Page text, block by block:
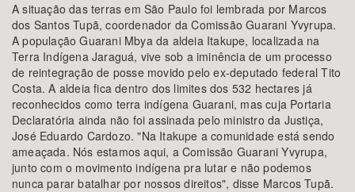
A situação das terras em São Paulo foi lembrada por Marcos
dos Santos Tupã, coordenador da Comissão Guarani Yvyrupa.
A população Guarani Mbya da aldeia Itakupe, localizada na
Terra Indígena Jaraguá, vive sob a iminência de um processo
de reintegração de posse movido pelo ex-deputado federal Tito
Costa. A aldeia fica dentro dos limites dos 532 hectares já
reconhecidos como terra indígena Guarani, mas cuja Portaria
Declaratória ainda não foi assinada pelo ministro da Justiça,
José Eduardo Cardozo. "Na Itakupe a comunidade está sendo
ameaçada. Nós estamos aqui, a Comissão Guarani Yvyrupa,
junto com o movimento indígena pra lutar e não podemos
nunca parar batalhar por nossos direitos", disse Marcos Tupã.